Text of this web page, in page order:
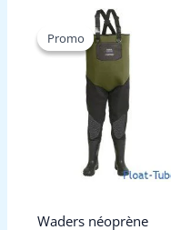
Promo
Promo
Waders néoprène